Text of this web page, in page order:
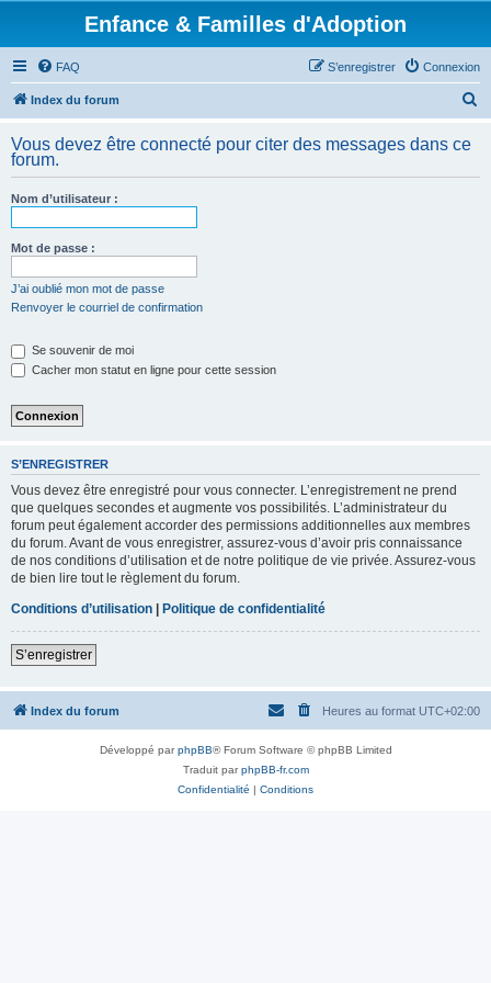
Enfance & Familles d'Adoption
FAQ Connexion
S’enregistrer
Index du forum
h
Vous devez être connecté pour citer des messages dans ce
forum.
Nom d’utilisateur :
Mot de passe :
J’ai oublié mon mot de passe
Renvoyer le courriel de confirmation
Se souvenir de moi
Cacher mon statut en ligne pour cette session
S’ENREGISTRER
Vous devez être enregistré pour vous connecter. L’enregistrement ne prend
que quelques secondes et augmente vos possibilités. L’administrateur du
forum peut également accorder des permissions additionnelles aux membres
du forum. Avant de vous enregistrer, assurez-vous d’avoir pris connaissance
de nos conditions d’utilisation et de notre politique de vie privée. Assurez-vous
de bien lire tout le règlement du forum.
Conditions d’utilisation | Politique de confidentialité
S’enregistrer
Index du forum Heures au format UTC+02:00
Développé parphpBB® Forum Software © phpBB Limited
Traduit parphpBB-fr.com
Confidentialité | Conditions